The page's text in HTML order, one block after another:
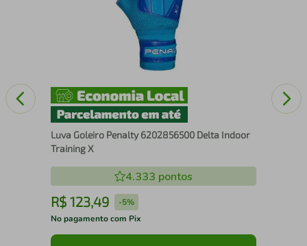
Luva Goleiro Penalty 6202856500 Delta Indoor
Training X
4.333 pontos
R$ 123,49 -5%
No pagamento com Pix